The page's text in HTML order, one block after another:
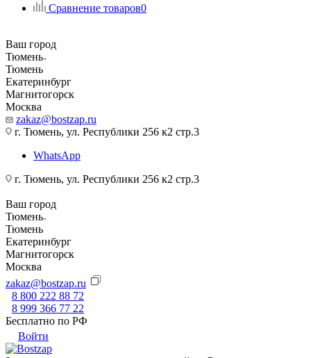
Сравнение товаров0
Ваш город
Тюмень
Тюмень
Екатеринбург
Магнитогорск
Москва
zakaz@bostzap.ru
г. Тюмень, ул. Республики 256 к2 стр.3
WhatsApp
г. Тюмень, ул. Республики 256 к2 стр.3
Ваш город
Тюмень
Тюмень
Екатеринбург
Магнитогорск
Москва
zakaz@bostzap.ru
8 800 222 88 72
8 999 366 77 22
Бесплатно по РФ
Войти